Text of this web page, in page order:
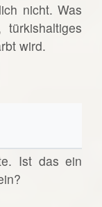
nicht. Was
wird.
Ist das ein